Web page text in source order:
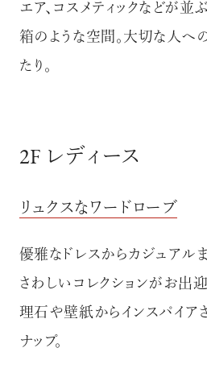
エア、コスメティックなどが並
箱のような空間。大切な人へ
たり。
2F レディース
リュクスなワードローブ
優雅なドレスからカジュアル
さわしいコレクションがお出
理石や壁紙からインスパイア
ナップ。